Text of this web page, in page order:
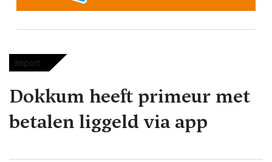
Import
Dokkum heeft primeur met
betalen liggeld via app